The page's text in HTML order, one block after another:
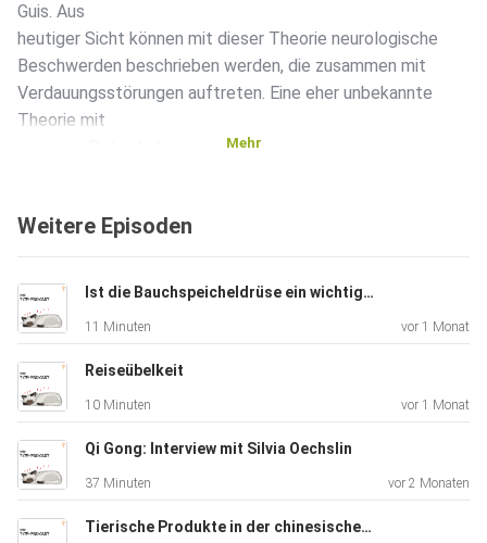
Guis. Aus
heutiger Sicht können mit dieser Theorie neurologische
Beschwerden beschrieben werden, die zusammen mit
Verdauungsstörungen auftreten. Eine eher unbekannte
Theorie mit
Das Gute daran ist, dass du gleich mit der Therapie
kannst. Reduziere Weizen- und Zuckerprodukte in deiner
täglichen
Ernährung und hungere somit die krankmachenden Geister
in deinem
Körper aus.
Mehr
Weitere Episoden
Ist die Bauchspeicheldrüse ein wichtiges Organ in der TCM?
11 Minuten vor 1 Monat
Reiseübelkeit
10 Minuten vor 1 Monat
Qi Gong: Interview mit Silvia Oechslin
37 Minuten vor 2 Monaten
Tierische Produkte in der chinesischen Medizin